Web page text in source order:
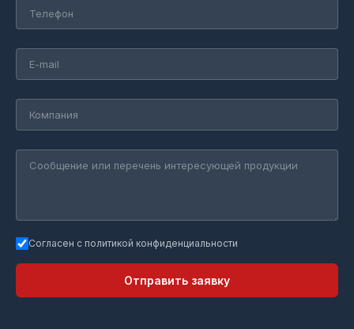
Согласен с политикой конфиденциальности
Отправить заявку